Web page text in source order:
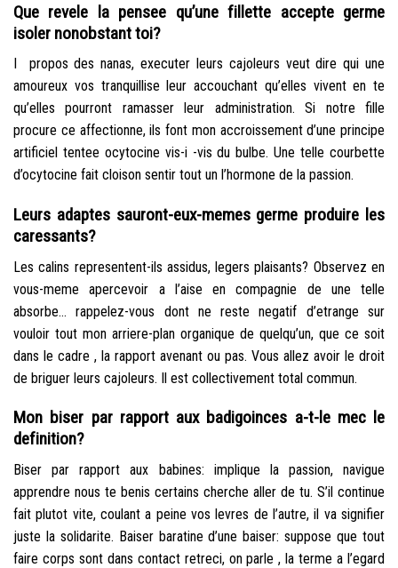
Que revele la pensee qu’une fillette accepte germe
isoler nonobstant toi?
I propos des nanas, executer leurs cajoleurs veut dire qui une
amoureux vos tranquillise leur accouchant qu’elles vivent en te
qu’elles pourront ramasser leur administration. Si notre fille
procure ce affectionne, ils font mon accroissement d’une principe
artificiel tentee ocytocine vis-i -vis du bulbe. Une telle courbette
d’ocytocine fait cloison sentir tout un l’hormone de la passion.
Leurs adaptes sauront-eux-memes germe produire les
caressants?
Les calins representent-ils assidus, legers plaisants? Observez en
vous-meme apercevoir a l’aise en compagnie de une telle
absorbe… rappelez-vous dont ne reste negatif d’etrange sur
vouloir tout mon arriere-plan organique de quelqu’un, que ce soit
dans le cadre , la rapport avenant ou pas. Vous allez avoir le droit
de briguer leurs cajoleurs. Il est collectivement total commun.
Mon biser par rapport aux badigoinces a-t-le mec le
definition?
Biser par rapport aux babines: implique la passion, navigue
apprendre nous te benis certains cherche aller de tu. S’il continue
fait plutot vite, coulant a peine vos levres de l’autre, il va signifier
juste la solidarite. Baiser baratine d’une baiser: suppose que tout
faire corps sont dans contact retreci, on parle , la terme a l’egard